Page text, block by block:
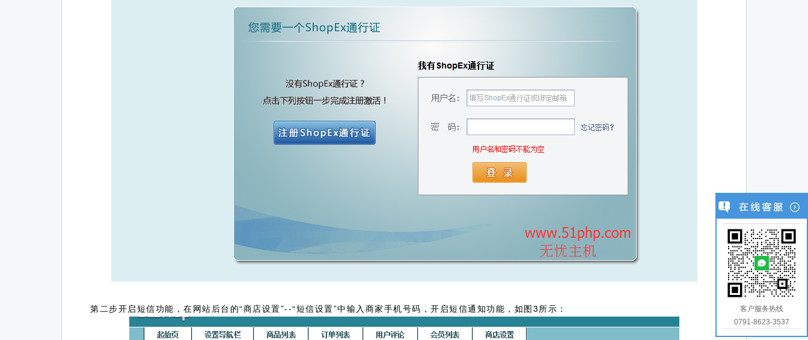
第二步开启短信功能，在网站后台的“商店设置”--“短信设置”中输入商家手机号码，开启短信通知功能，如图3所示：
客户服务热线
0791-8623-3537